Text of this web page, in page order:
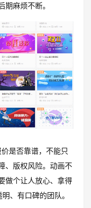
麻烦不断。
是否靠谱，不能只
、版权风险。动画不
做个让人放心、拿得
、有口碑的团队。